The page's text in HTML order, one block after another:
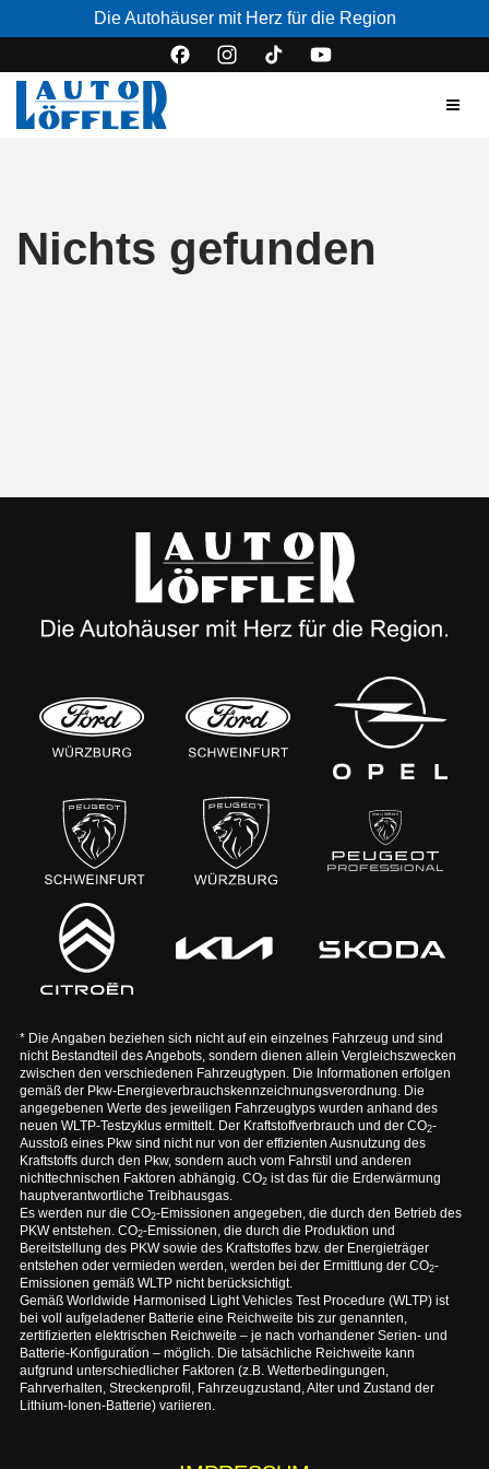
Die Autohäuser mit Herz für die Region
Nichts gefunden
* Die Angaben beziehen sich nicht auf ein einzelnes Fahrzeug und sind
nicht Bestandteil des Angebots, sondern dienen allein Vergleichszwecken
zwischen den verschiedenen Fahrzeugtypen. Die Informationen erfolgen
gemäß der Pkw-Energieverbrauchskennzeichnungsverordnung. Die
angegebenen Werte des jeweiligen Fahrzeugtyps wurden anhand des
neuen WLTP-Testzyklus ermittelt. Der Kraftstoffverbrauch und der CO2-
Ausstoß eines Pkw sind nicht nur von der effizienten Ausnutzung des
Kraftstoffs durch den Pkw, sondern auch vom Fahrstil und anderen
nichttechnischen Faktoren abhängig. CO2ist das für die Erderwärmung
hauptverantwortliche Treibhausgas.
Es werden nur die CO2-Emissionen angegeben, die durch den Betrieb des
PKW entstehen. CO2-Emissionen, die durch die Produktion und
Bereitstellung des PKW sowie des Kraftstoffes bzw. der Energieträger
entstehen oder vermieden werden, werden bei der Ermittlung der CO2-
Emissionen gemäß WLTP nicht berücksichtigt.
Gemäß Worldwide Harmonised Light Vehicles Test Procedure (WLTP) ist
bei voll aufgeladener Batterie eine Reichweite bis zur genannten,
zertifizierten elektrischen Reichweite – je nach vorhandener Serien- und
Batterie-Konfiguration – möglich. Die tatsächliche Reichweite kann
aufgrund unterschiedlicher Faktoren (z.B. Wetterbedingungen,
Fahrverhalten, Streckenprofil, Fahrzeugzustand, Alter und Zustand der
Lithium-Ionen-Batterie) variieren.